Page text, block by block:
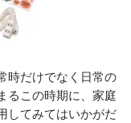
時だけでなく日常の
るこの時期に、家庭
してみてはいかがだ